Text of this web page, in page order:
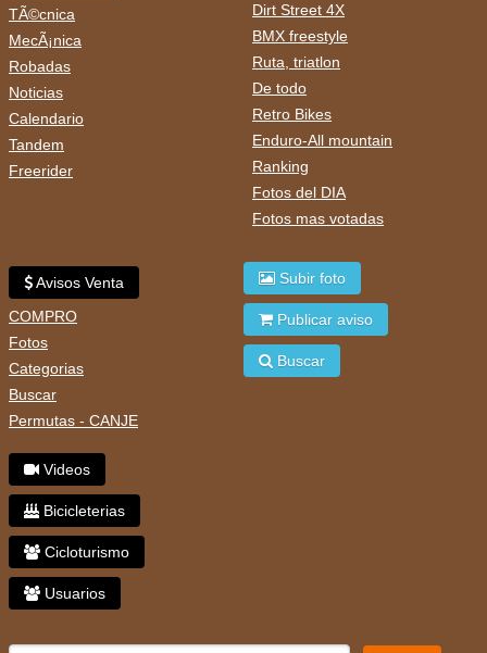
TÃ©cnica
MecÃ¡nica
Robadas
Noticias
Calendario
Tandem
Freerider
Dirt Street 4X
BMX freestyle
Ruta, triatlon
De todo
Retro Bikes
Enduro-All mountain
Ranking
Fotos del DIA
Fotos mas votadas
Avisos Venta
COMPRO
Fotos
Categorias
Buscar
Permutas - CANJE
Videos
Bicicleterias
Cicloturismo
Usuarios
Subir foto
Publicar aviso
Buscar